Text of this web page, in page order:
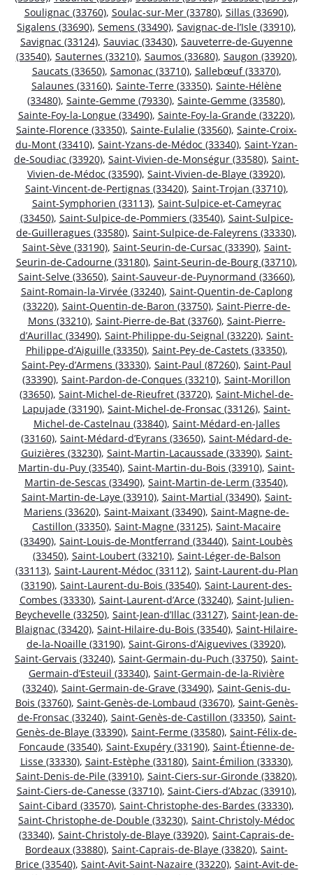
Soulignac (33760), Soulac-sur-Mer (33780), Sillas (33690),
Sigalens (33690), Semens (33490), Savignac-de-l’Isle (33910),
Savignac (33124), Sauviac (33430), Sauveterre-de-Guyenne
(33540), Sauternes (33210), Saumos (33680), Saugon (33920),
Saucats (33650), Samonac (33710), Sallebœuf (33370),
Salaunes (33160), Sainte-Terre (33350), Sainte-Hélène
(33480), Sainte-Gemme (79330), Sainte-Gemme (33580),
Sainte-Foy-la-Longue (33490), Sainte-Foy-la-Grande (33220),
Sainte-Florence (33350), Sainte-Eulalie (33560), Sainte-Croix-
du-Mont (33410), Saint-Yzans-de-Médoc (33340), Saint-Yzan-
de-Soudiac (33920), Saint-Vivien-de-Monségur (33580), Saint-
Vivien-de-Médoc (33590), Saint-Vivien-de-Blaye (33920),
Saint-Vincent-de-Pertignas (33420), Saint-Trojan (33710),
Saint-Symphorien (33113), Saint-Sulpice-et-Cameyrac
(33450), Saint-Sulpice-de-Pommiers (33540), Saint-Sulpice-
de-Guilleragues (33580), Saint-Sulpice-de-Faleyrens (33330),
Saint-Sève (33190), Saint-Seurin-de-Cursac (33390), Saint-
Seurin-de-Cadourne (33180), Saint-Seurin-de-Bourg (33710),
Saint-Selve (33650), Saint-Sauveur-de-Puynormand (33660),
Saint-Romain-la-Virvée (33240), Saint-Quentin-de-Caplong
(33220), Saint-Quentin-de-Baron (33750), Saint-Pierre-de-
Mons (33210), Saint-Pierre-de-Bat (33760), Saint-Pierre-
d’Aurillac (33490), Saint-Philippe-du-Seignal (33220), Saint-
Philippe-d’Aiguille (33350), Saint-Pey-de-Castets (33350),
Saint-Pey-d’Armens (33330), Saint-Paul (87260), Saint-Paul
(33390), Saint-Pardon-de-Conques (33210), Saint-Morillon
(33650), Saint-Michel-de-Rieufret (33720), Saint-Michel-de-
Lapujade (33190), Saint-Michel-de-Fronsac (33126), Saint-
Michel-de-Castelnau (33840), Saint-Médard-en-Jalles
(33160), Saint-Médard-d’Eyrans (33650), Saint-Médard-de-
Guizières (33230), Saint-Martin-Lacaussade (33390), Saint-
Martin-du-Puy (33540), Saint-Martin-du-Bois (33910), Saint-
Martin-de-Sescas (33490), Saint-Martin-de-Lerm (33540),
Saint-Martin-de-Laye (33910), Saint-Martial (33490), Saint-
Mariens (33620), Saint-Maixant (33490), Saint-Magne-de-
Castillon (33350), Saint-Magne (33125), Saint-Macaire
(33490), Saint-Louis-de-Montferrand (33440), Saint-Loubès
(33450), Saint-Loubert (33210), Saint-Léger-de-Balson
(33113), Saint-Laurent-Médoc (33112), Saint-Laurent-du-Plan
(33190), Saint-Laurent-du-Bois (33540), Saint-Laurent-des-
Combes (33330), Saint-Laurent-d’Arce (33240), Saint-Julien-
Beychevelle (33250), Saint-Jean-d’Illac (33127), Saint-Jean-de-
Blaignac (33420), Saint-Hilaire-du-Bois (33540), Saint-Hilaire-
de-la-Noaille (33190), Saint-Girons-d’Aiguevives (33920),
Saint-Gervais (33240), Saint-Germain-du-Puch (33750), Saint-
Germain-d’Esteuil (33340), Saint-Germain-de-la-Rivière
(33240), Saint-Germain-de-Grave (33490), Saint-Genis-du-
Bois (33760), Saint-Genès-de-Lombaud (33670), Saint-Genès-
de-Fronsac (33240), Saint-Genès-de-Castillon (33350), Saint-
Genès-de-Blaye (33390), Saint-Ferme (33580), Saint-Félix-de-
Foncaude (33540), Saint-Exupéry (33190), Saint-Étienne-de-
Lisse (33330), Saint-Estèphe (33180), Saint-Émilion (33330),
Saint-Denis-de-Pile (33910), Saint-Ciers-sur-Gironde (33820),
Saint-Ciers-de-Canesse (33710), Saint-Ciers-d’Abzac (33910),
Saint-Cibard (33570), Saint-Christophe-des-Bardes (33330),
Saint-Christophe-de-Double (33230), Saint-Christoly-Médoc
(33340), Saint-Christoly-de-Blaye (33920), Saint-Caprais-de-
Bordeaux (33880), Saint-Caprais-de-Blaye (33820), Saint-
Brice (33540), Saint-Avit-Saint-Nazaire (33220), Saint-Avit-de-